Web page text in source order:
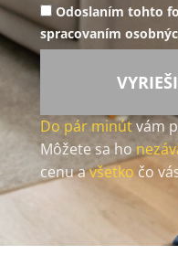
Odoslaním tohto
spracovaním
Do pár minútvám
Môžete sa ho
cenu avšetko čo